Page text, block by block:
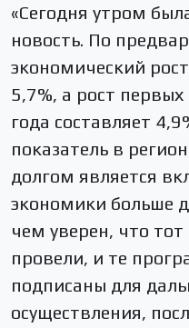
«Сегодня утром
новость. По
экономический
5,7%, а рост
года составляет
показатель в
долгом является
экономики больше
чем уверен, что
провели, и те
подписаны для
осуществления,